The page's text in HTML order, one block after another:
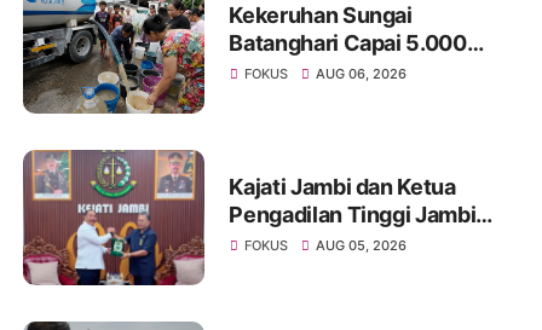
Kekeruhan Sungai
Batanghari Capai 5.000
NTU, Distribusi Air PDAM
FOKUS AUG 06, 2026
Kajati Jambi dan Ketua
Pengadilan Tinggi Jambi
Berkomitmen Perkuat
FOKUS AUG 05, 2026